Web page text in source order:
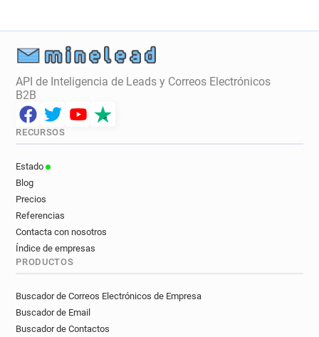
API de Inteligencia de Leads y Correos Electrónicos
B2B
RECURSOS
Estado
Blog
Precios
Referencias
Contacta con nosotros
Índice de empresas
PRODUCTOS
Buscador de Correos Electrónicos de Empresa
Buscador de Email
Buscador de Contactos